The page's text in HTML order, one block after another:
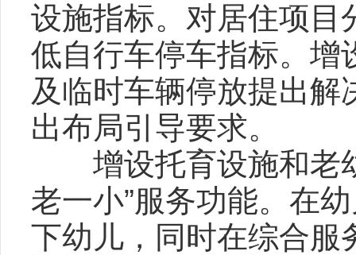
设施指标。对居住项目
低自行车停车指标。增
及临时车辆停放提出
出布局引导要求。
增设托育设施和老幼
老一小”服务功能。在
下幼儿，同时在综合服